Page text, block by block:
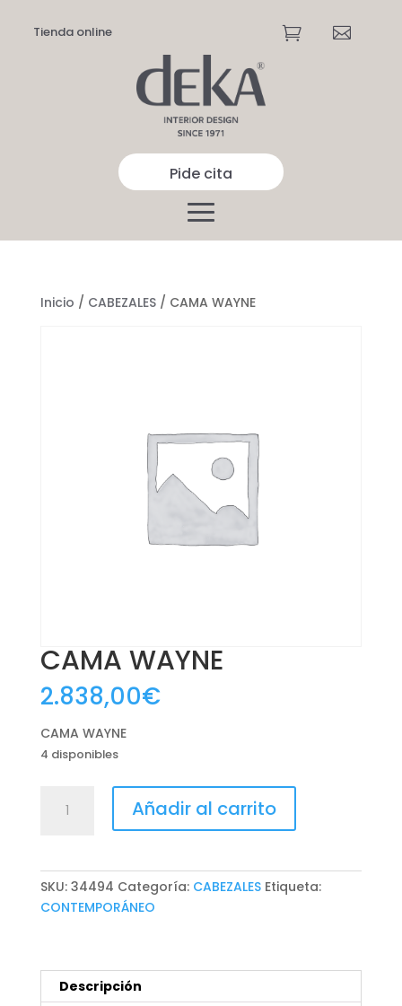
Tienda online  
Pide cita
Inicio / CABEZALES/ CAMA WAYNE
CAMA WAYNE
2.838,00€
CAMA WAYNE
4 disponibles
WAYNE
Añadir al carrito
SKU: 34494 Categoría: CABEZALES Etiqueta:
CONTEMPORÁNEO
Descripción